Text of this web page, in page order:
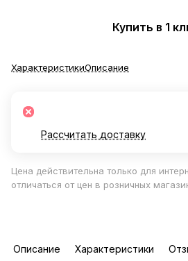
Купить в 1
ХарактеристикиОписание
Рассчитать доставку
Цена действительна только для
отличаться от цен в розничных
Описание Характеристики